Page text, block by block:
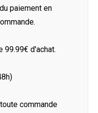
paiement en
99.99€ d'achat.
commande